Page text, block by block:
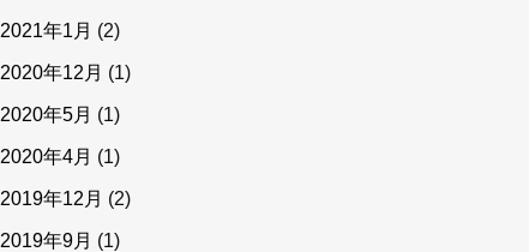
2021年1月 (2)
2020年12月 (1)
2020年5月 (1)
2020年4月 (1)
2019年12月 (2)
2019年9月 (1)